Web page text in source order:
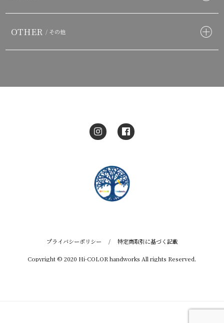
OTHER / その他
プライバシーポリシー / 特定商取引に基づく記載
Copyright © 2020 Hi-COLOR handworks All rights Reserved.